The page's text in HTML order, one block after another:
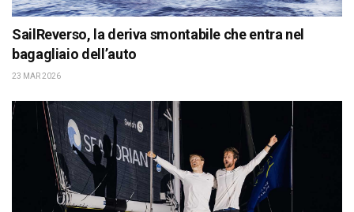
SailReverso, la deriva smontabile che entra nel
bagagliaio dell’auto
23 MAR 2026